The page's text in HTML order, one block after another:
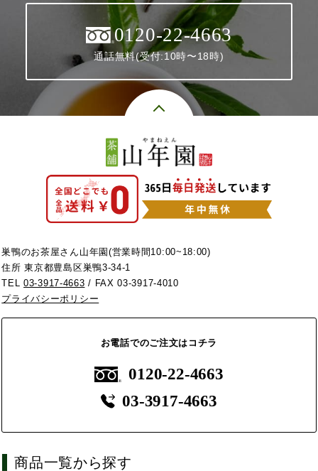
0120-22-4663
通話無料(受付:10時〜18時)
巣鴨のお茶屋さん山年園(営業時間10:00~18:00)
住所 東京都豊島区巣鴨3-34-1
TEL03-3917-4663 / FAX 03-3917-4010
プライバシーポリシー
お電話でのご注文はコチラ
0120-22-4663
03-3917-4663
商品一覧から探す